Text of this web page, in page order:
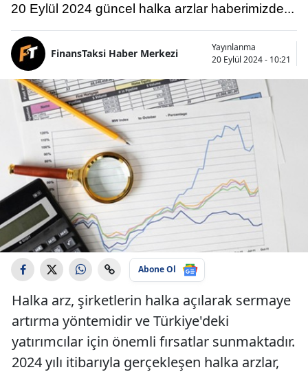
20 Eylül 2024 güncel halka arzlar haberimizde...
FinansTaksi Haber Merkezi
Yayınlanma
20 Eylül 2024 - 10:21
Abone Ol
Halka arz, şirketlerin halka açılarak sermaye
artırma yöntemidir ve Türkiye'deki
yatırımcılar için önemli fırsatlar sunmaktadır.
2024 yılı itibarıyla gerçekleşen halka arzlar,